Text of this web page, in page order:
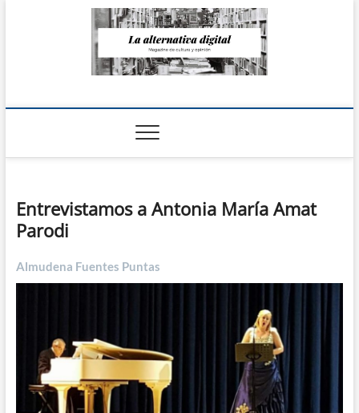
La Alternativa
Entrevistamos a Antonia María Amat
Parodi
Almudena Fuentes Puntas